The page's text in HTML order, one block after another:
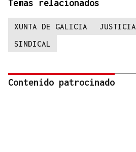
Temas relacionados
XUNTA DE GALICIA JUSTICIA
SINDICAL
Contenido patrocinado